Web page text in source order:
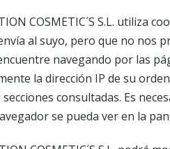
COSMETIC´S S.L.
al suyo, pero que no nos
navegando por las
la dirección IP de su
consultadas. Es
se pueda ver en la